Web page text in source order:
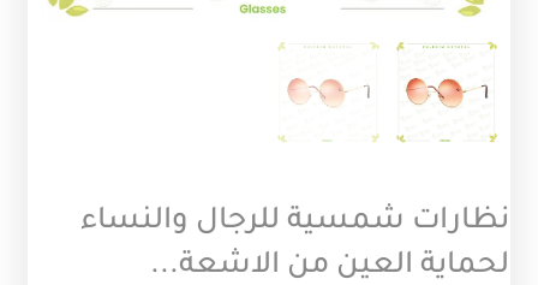
نظارات شمسية للرجال والنساء
لحماية العين من الاشعة...